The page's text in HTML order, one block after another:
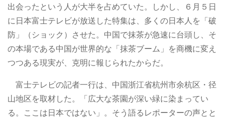
出会ったという人が大半を占めていた。しかし、６月５日
に日本富士テレビが放送した特集は、多くの日本人を「破
防」（ショック）させた。中国で抹茶が急速に台頭し、そ
の本場である中国が世界的な「抹茶ブーム」を商機に変え
つつある現実が、克明に報じられたからだ。
富士テレビの記者一行は、中国浙江省杭州市余杭区・径
山地区を取材した。「広大な茶園が深い緑に染まってい
る。ここは日本ではない」。そう語るレポーターの声とと